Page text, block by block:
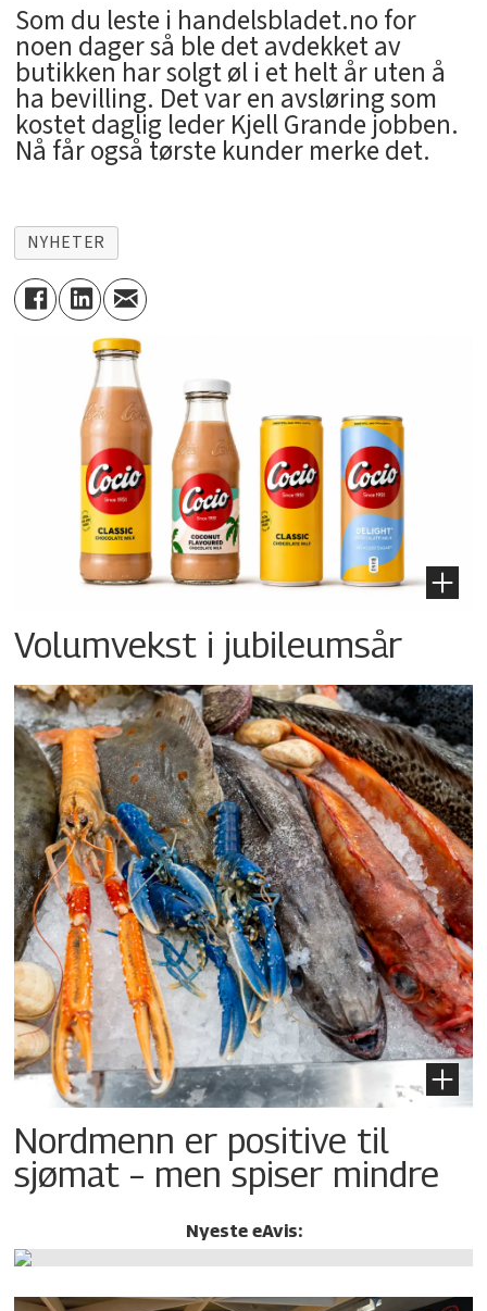
Som du leste i handelsbladet.no for
noen dager så ble det avdekket av
butikken har solgt øl i et helt år uten å
ha bevilling. Det var en avsløring som
kostet daglig leder Kjell Grande jobben.
Nå får også tørste kunder merke det.
NYHETER
Volumvekst i jubileumsår
Nordmenn er positive til
sjømat – men spiser mindre
Nyeste eAvis: